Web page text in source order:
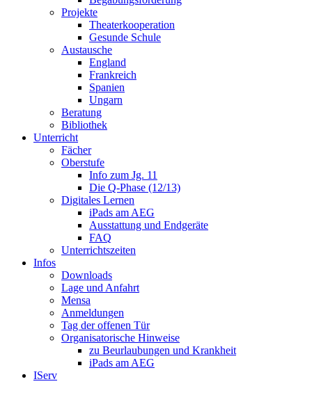
Projekte
Theaterkooperation
Gesunde Schule
Austausche
England
Frankreich
Spanien
Ungarn
Beratung
Bibliothek
Unterricht
Fächer
Oberstufe
Info zum Jg. 11
Die Q-Phase (12/13)
Digitales Lernen
iPads am AEG
Ausstattung und Endgeräte
FAQ
Unterrichtszeiten
Infos
Downloads
Lage und Anfahrt
Mensa
Anmeldungen
Tag der offenen Tür
Organisatorische Hinweise
zu Beurlaubungen und Krankheit
iPads am AEG
IServ